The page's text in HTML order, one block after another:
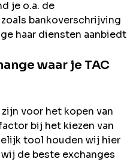
je o.a. de
bankoverschrijving
haar diensten aanbiedt
waar je TAC
voor het kopen van
bij het kiezen van
tool houden wij hier
de beste exchanges